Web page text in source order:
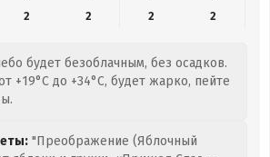
2
2 2 2
будет безоблачным, без осадков.
+19°C до +34°C, будет жарко, пейте
"Преображение (Яблочный